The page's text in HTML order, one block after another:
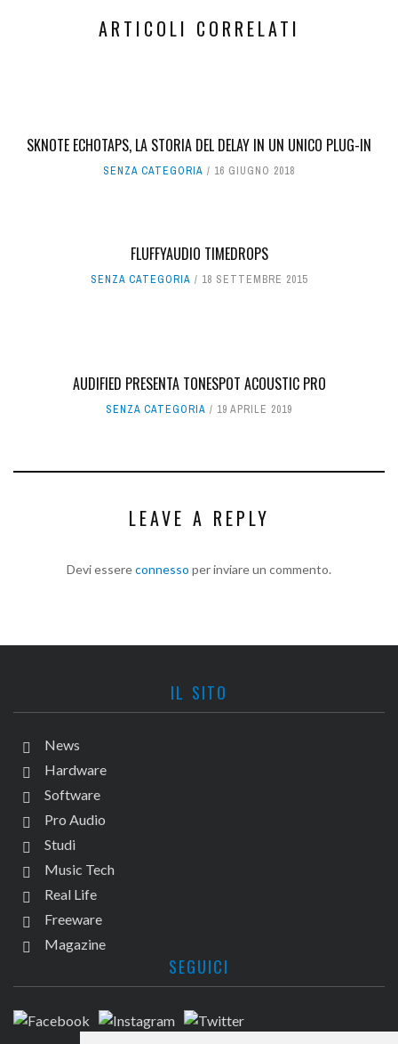
ARTICOLI CORRELATI
SKNOTE ECHOTAPS, LA STORIA DEL DELAY IN UN UNICO PLUG-IN
SENZA CATEGORIA 16 GIUGNO 2018
FLUFFYAUDIO TIMEDROPS
SENZA CATEGORIA 18 SETTEMBRE 2015
AUDIFIED PRESENTA TONESPOT ACOUSTIC PRO
SENZA CATEGORIA 19 APRILE 2019
LEAVE A REPLY
Devi essereconnesso per inviare un commento.
IL SITO
News
Hardware
Software
Pro Audio
Studi
Music Tech
Real Life
Freeware
Magazine
SEGUICI